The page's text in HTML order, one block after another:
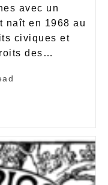
avec un
naît en 1968 au
civiques et
des…